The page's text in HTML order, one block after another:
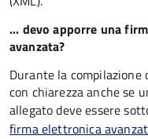
... devo apporre una
avanzata?
Durante la
con chiarezza anche se
allegato deve essere
firma elettronica